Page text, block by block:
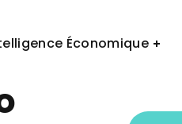
Économique